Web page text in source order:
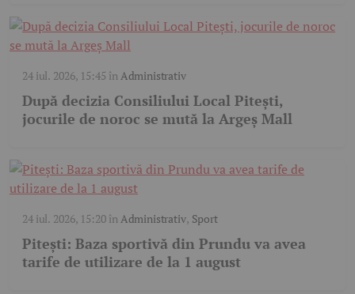
24 iul. 2026, 15:45 în Administrativ
După decizia Consiliului Local Pitești,
jocurile de noroc se mută la Argeș Mall
24 iul. 2026, 15:20în Administrativ, Sport
Pitești: Baza sportivă din Prundu va avea
tarife de utilizare de la 1 august